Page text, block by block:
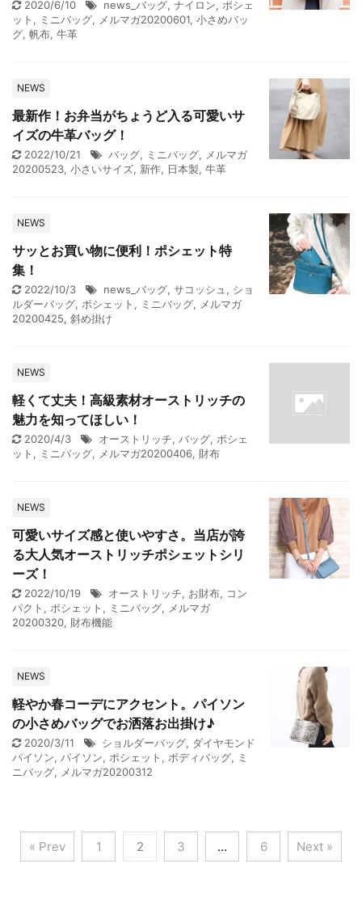
2020/6/10 news_バッグ, ナイロン, ポシェ
ット , ミニバッグ, メルマガ20200601, 小さめバッ
グ, 帆布, 牛革
NEWS
最新作！お弁当がちょうど入る可愛いサ
イズの牛革バッグ！
2022/10/21 バッグ, ミニバッグ, メルマガ
20200523, 小さいサイズ, 新作, 日本製, 牛革
NEWS
サッとお買い物に便利！ポシェット特
集！
2022/10/3 news_バッグ, サコッシュ , ショ
ルダーバッグ, ポシェット , ミニバッグ, メルマガ
20200425, 斜め掛け
NEWS
軽くて丈夫！高級素材オーストリッチの
魅力を知ってほしい！
2020/4/3 オーストリッチ, バッグ, ポシェ
ット , ミニバッグ, メルマガ20200406, 財布
NEWS
可愛いサイズ感と使いやすさ。当店が誇
る大人気オーストリッチポシェットシリ
ーズ！
2022/10/19 オーストリッチ, お財布, コン
パクト , ポシェット , ミニバッグ, メルマガ
20200320, 財布機能
NEWS
軽やか春コーデにアクセント。パイソン
の小さめバッグでお洒落お出掛け♪
2020/3/11 ショルダーバッグ, ダイヤモンド
パイソン, パイソン, ポシェット , ボディバッグ, ミ
ニバッグ, メルマガ20200312
« Prev 1 2 3 … 6 Next »